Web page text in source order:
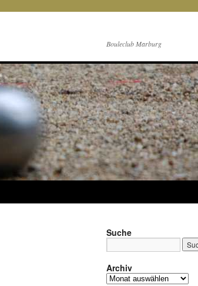
Bouleclub Marburg
Suche
Archiv
Archiv